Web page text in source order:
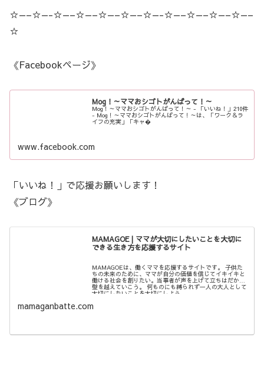
☆—–☆—-☆—–☆—–☆—–☆—–☆—-☆—–☆—–☆—–☆—–
☆
《Facebookページ》
Mog！～ママおシゴトがんばって！～
Mog！～ママおシゴトがんばって！～ - 「いいね！」210件
- Mog！～ママおシゴトがんばって！～は、「ワーク＆ラ
イフの充実」「キャ�
www.facebook.com
「いいね！」で応援お願いします！
《ブログ》
MAMAGOE | ママが大切にしたいことを大切に
できる生き方を応援するサイト
MAMAGOEは、働くママを応援するサイトです。 子供た
ちの未来のために、ママが自分の価値を信じてイキイキと
働ける社会を創りたい。当事者が声を上げて立ちはだかる
壁を越えていこう。 何ものにも縛られず一人の大人として
大切にしたいことを大切にしよう。
mamaganbatte.com